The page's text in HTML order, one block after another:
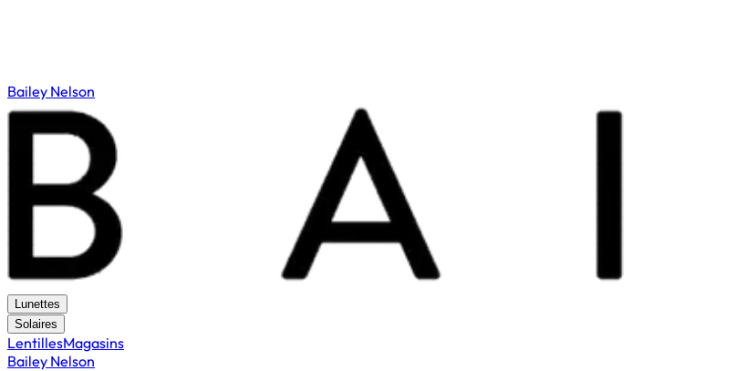
Bailey Nelson
Lunettes
Solaires
LentillesMagasins
Bailey Nelson